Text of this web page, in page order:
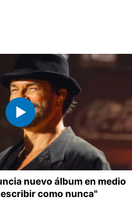
nuevo álbum en medio
como nunca"